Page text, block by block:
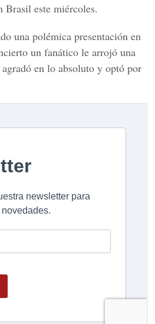
Brasil este miércoles.
una polémica presentación en
un fanático le arrojó una
en lo absoluto y optó por